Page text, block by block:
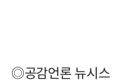
◎공감언론 뉴시스